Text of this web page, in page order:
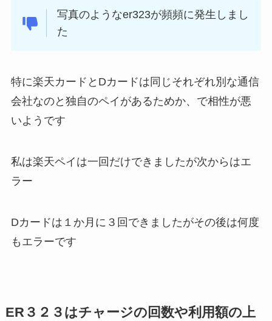
写真のようなer323が頻頻に発生しまし
た
特に楽天カードとDカードは同じそれぞれ別な通信
会社なのと独自のペイがあるためか、で相性が悪
いようです
私は楽天ペイは一回だけできましたが次からはエ
ラー
Dカードは１か月に３回できましたがその後は何度
もエラーです
ER３２３はチャージの回数や利用額の上